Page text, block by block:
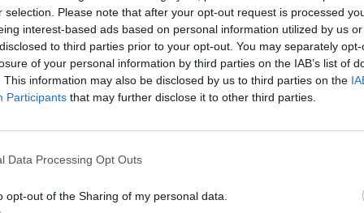
selection. Please note that after your opt-out request is processed
interest-based ads based on personal information utilized by us
to third parties prior to your opt-out. You may separately
of your personal information by third parties on the IAB’s list of
This information may also be disclosed by us to third parties on the
Participants that may further disclose it to other third parties.
Data Processing Opt Outs
opt-out of the Sharing of my personal data.
το λέμφωμα που «χτυπάει» 2500
και ΣυνεχίΖω να Ζω τη Ζωή μου", ο
ΑγκαλιάΖΩ με...